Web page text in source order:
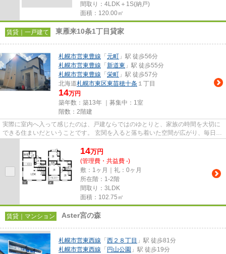
間取り：4LDK＋1S(納戸)
面積：120.00㎡
賃貸｜一戸建て 東雁来10条1丁目貸家
札幌市営東豊線 「 元町 」駅 徒歩56分
札幌市営東豊線 「 新道東 」駅 徒歩55分
札幌市営東豊線 「 栄町 」駅 徒歩57分
北海道札幌市東区東苗穂十条 １丁目
14万円
築年数：築13年 ｜募集中： 1室
階数：2階建
実際に室内へ入って感じたのは、戸建ならではのゆとりと、家族の時間を大切に
できる住まいだということです。 玄関を入ると落ち着いた空間が広がり、毎日の
14万円
(管理費・共益費 -)
敷：1ヶ月｜礼：0ヶ月
所在階：1-2階
間取り：3LDK
面積：102.75㎡
賃貸｜マンション Aster宮の森
札幌市営東西線 「 西２８丁目 」駅 徒歩81分
札幌市営東西線 「 円山公園 」駅 徒歩19分